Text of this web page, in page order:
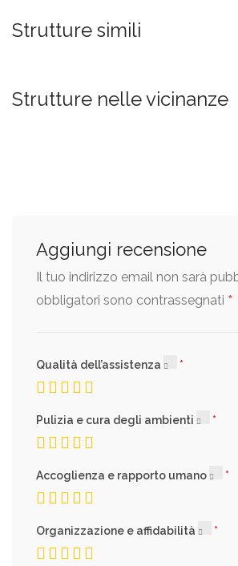
Strutture simili
Strutture nelle vicinanze
Aggiungi recensione
Il tuo indirizzo email non sarà
obbligatori sono contrassegnati *
Qualità dell’assistenza
Pulizia e cura degli ambienti
Accoglienza e rapporto umano
Organizzazione e affidabilità